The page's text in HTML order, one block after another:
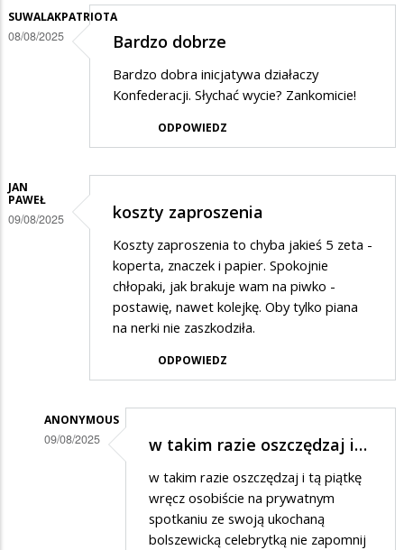
Ta
konfederacja
SUWALAKPATRIOTA
08/08/2025 Bardzo dobrze
Bardzo dobra inicjatywa działaczy
Konfederacji. Słychać wycie? Zankomicie!
ODPOWIEDZ
JAN
PAWEŁ
09/08/2025 koszty zaproszenia
Koszty zaproszenia to chyba jakieś 5 zeta -
koperta, znaczek i papier. Spokojnie
chłopaki, jak brakuje wam na piwko -
postawię, nawet kolejkę. Oby tylko piana
na nerki nie zaszkodziła.
ODPOWIEDZ
ANONYMOUS
09/08/2025 w takim razie oszczędzaj i…
w takim razie oszczędzaj i tą piątkę
wręcz osobiście na prywatnym
spotkaniu ze swoją ukochaną
bolszewicką celebrytką nie zapomnij